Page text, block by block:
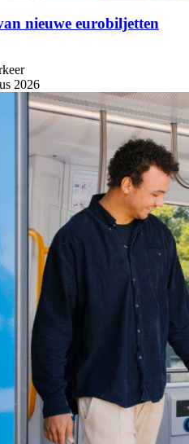
nieuwe eurobiljetten
2026